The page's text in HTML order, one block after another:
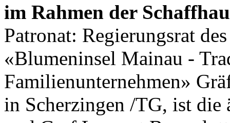
im Rahmen der
Patronat: Regierungsrat
«Blumeninsel Mainau -
Familienunternehmen»
in Scherzingen /TG, ist die